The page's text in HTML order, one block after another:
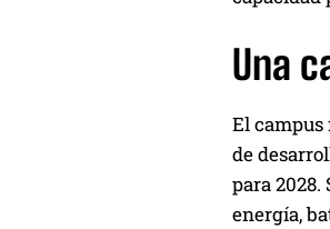
Una
El
de
para 2028.
energía,